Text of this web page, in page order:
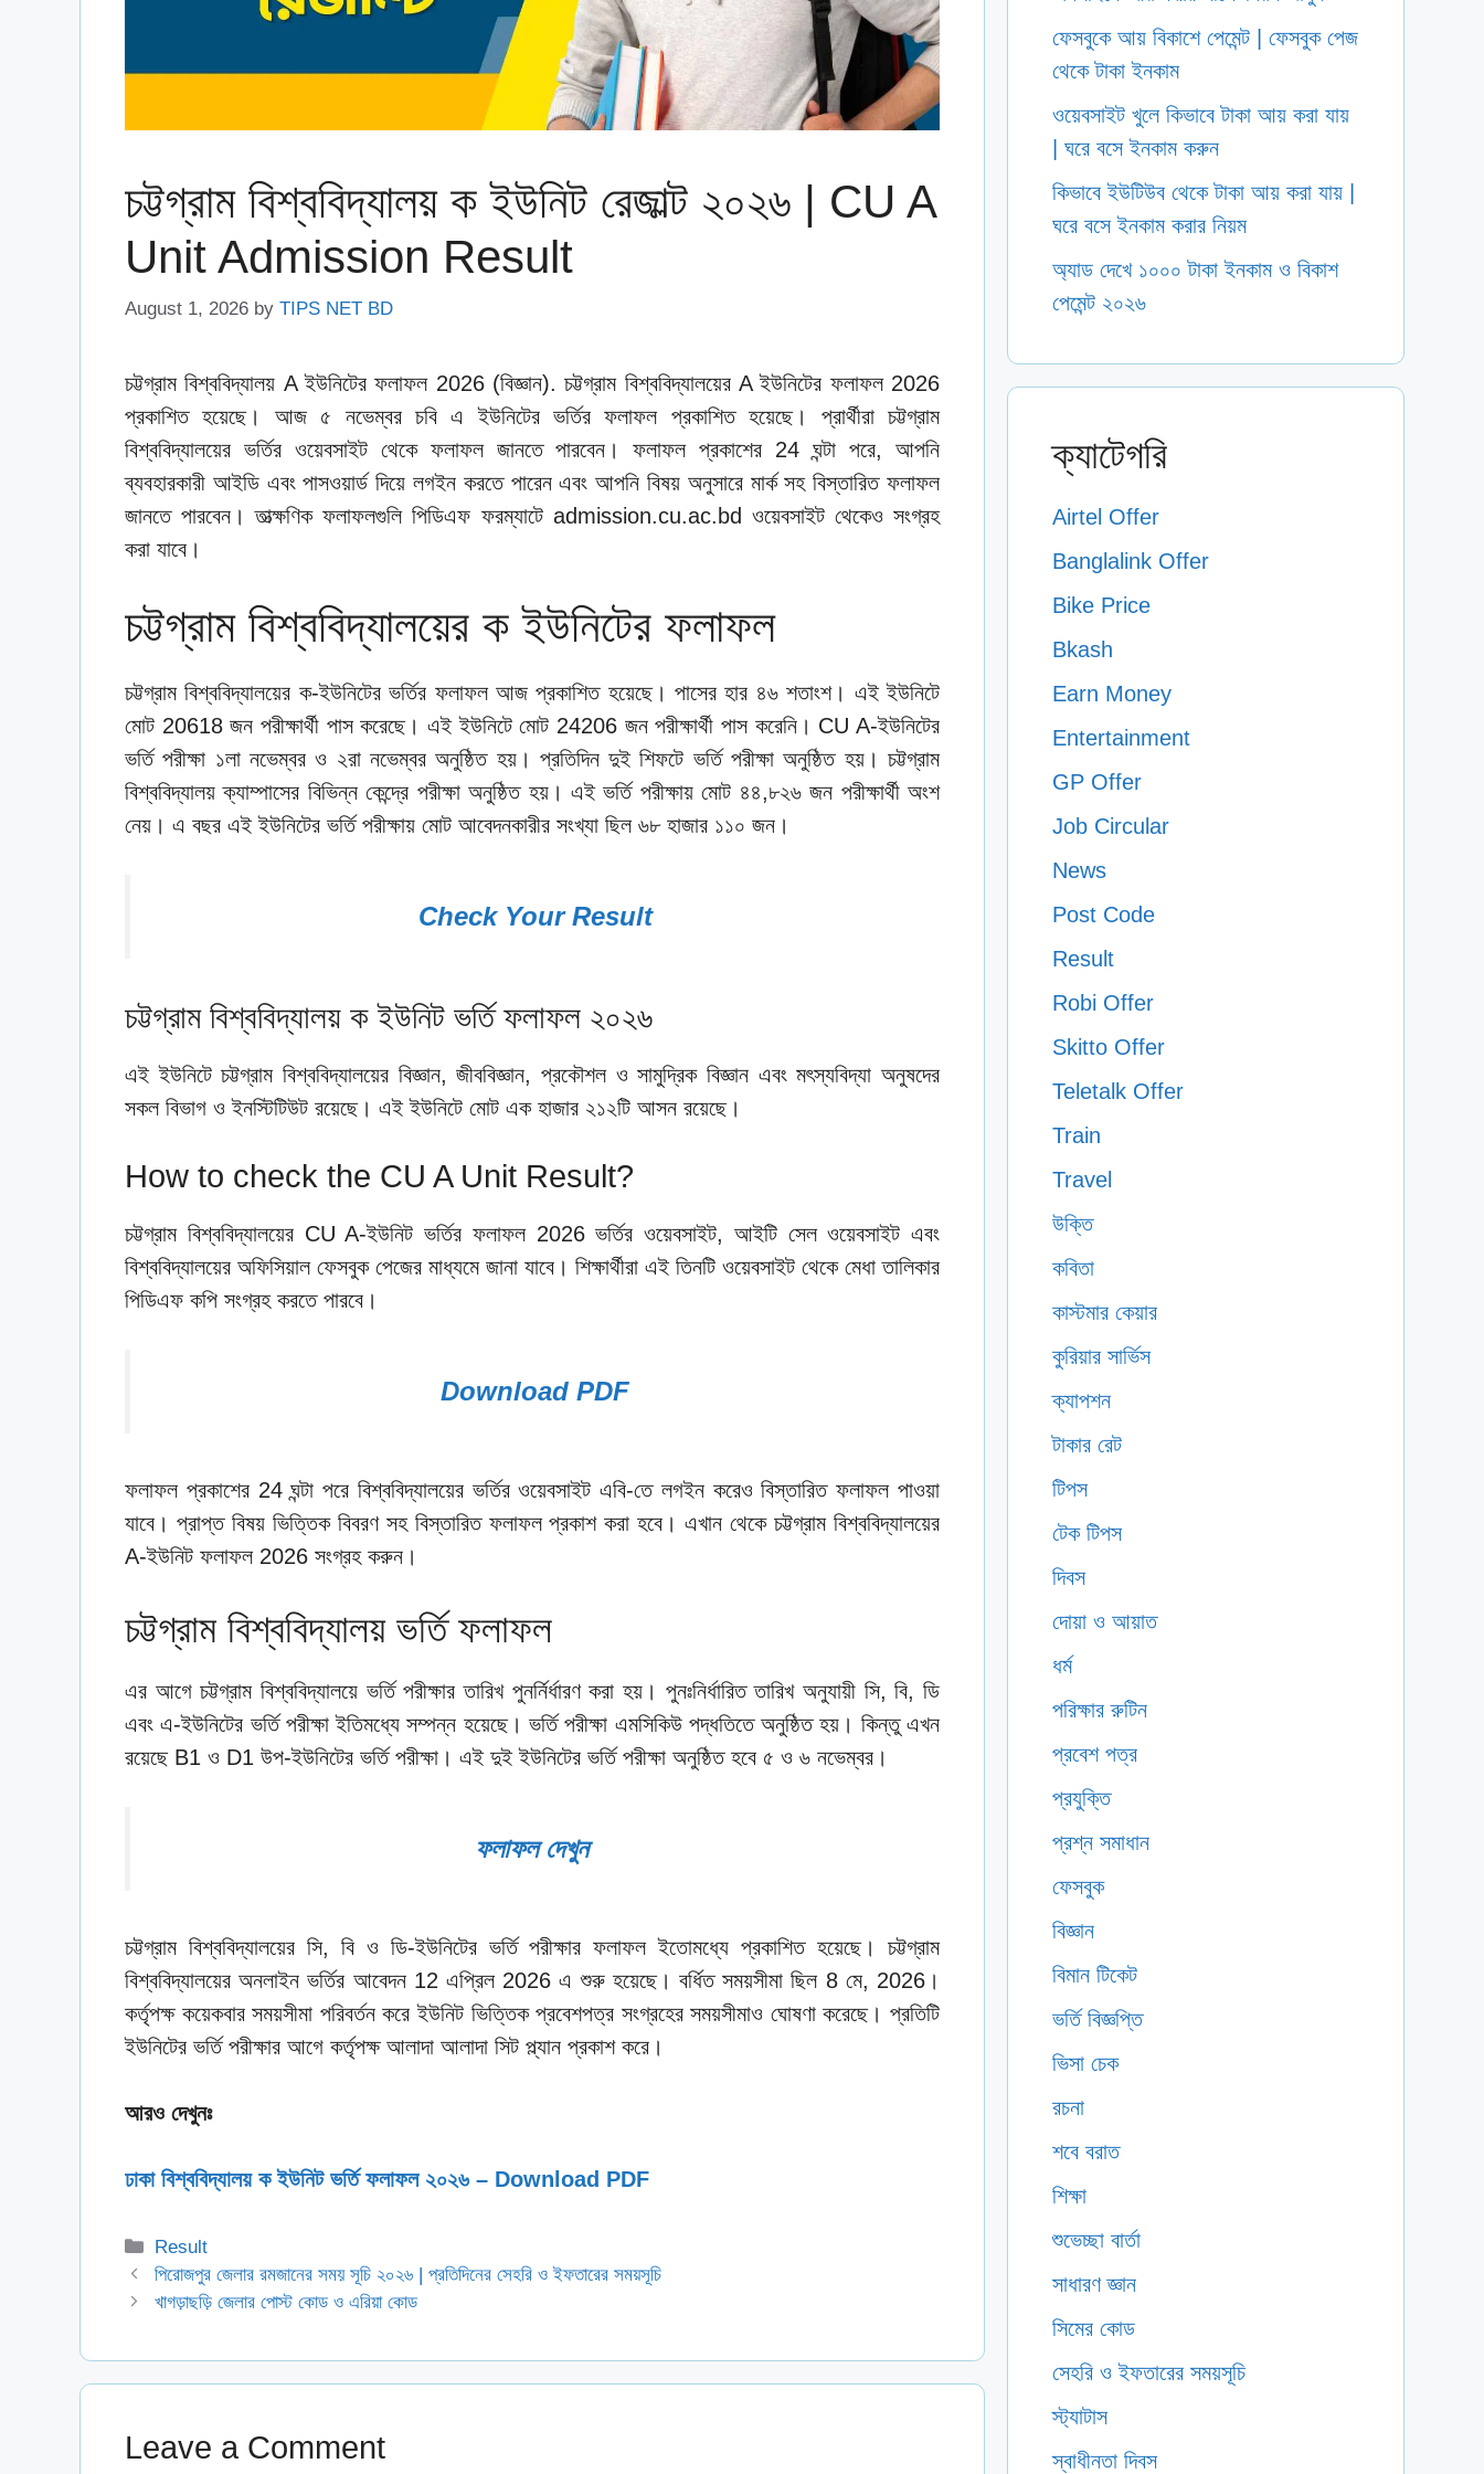
চট্টগ্রাম বিশ্ববিদ্যালয় ক ইউনিট রেজাল্ট ২০২৬ | CU A
Unit Admission Result
August 1, 2026 by TIPS NET BD
চট্টগ্রাম বিশ্ববিদ্যালয় A ইউনিটের ফলাফল 2026 (বিজ্ঞান). চট্টগ্রাম বিশ্ববিদ্যালয়ের A ইউনিটের ফলাফল 2026
প্রকাশিত হয়েছে। আজ ৫ নভেম্বর চবি এ ইউনিটের ভর্তির ফলাফল প্রকাশিত হয়েছে। প্রার্থীরা চট্টগ্রাম
বিশ্ববিদ্যালয়ের ভর্তির ওয়েবসাইট থেকে ফলাফল জানতে পারবেন। ফলাফল প্রকাশের 24 ঘন্টা পরে, আপনি
ব্যবহারকারী আইডি এবং পাসওয়ার্ড দিয়ে লগইন করতে পারেন এবং আপনি বিষয় অনুসারে মার্ক সহ বিস্তারিত ফলাফল
জানতে পারবেন। তাত্ক্ষণিক ফলাফলগুলি পিডিএফ ফরম্যাটে admission.cu.ac.bd ওয়েবসাইট থেকেও সংগ্রহ
করা যাবে।
চট্টগ্রাম বিশ্ববিদ্যালয়ের ক ইউনিটের ফলাফল
চট্টগ্রাম বিশ্ববিদ্যালয়ের ক-ইউনিটের ভর্তির ফলাফল আজ প্রকাশিত হয়েছে। পাসের হার ৪৬ শতাংশ। এই ইউনিটে
মোট 20618 জন পরীক্ষার্থী পাস করেছে। এই ইউনিটে মোট 24206 জন পরীক্ষার্থী পাস করেনি। CU A-ইউনিটের
ভর্তি পরীক্ষা ১লা নভেম্বর ও ২রা নভেম্বর অনুষ্ঠিত হয়। প্রতিদিন দুই শিফটে ভর্তি পরীক্ষা অনুষ্ঠিত হয়। চট্টগ্রাম
বিশ্ববিদ্যালয় ক্যাম্পাসের বিভিন্ন কেন্দ্রে পরীক্ষা অনুষ্ঠিত হয়। এই ভর্তি পরীক্ষায় মোট ৪৪,৮২৬ জন পরীক্ষার্থী অংশ
নেয়। এ বছর এই ইউনিটের ভর্তি পরীক্ষায় মোট আবেদনকারীর সংখ্যা ছিল ৬৮ হাজার ১১০ জন।
Check Your Result
চট্টগ্রাম বিশ্ববিদ্যালয় ক ইউনিট ভর্তি ফলাফল ২০২৬
এই ইউনিটে চট্টগ্রাম বিশ্ববিদ্যালয়ের বিজ্ঞান, জীববিজ্ঞান, প্রকৌশল ও সামুদ্রিক বিজ্ঞান এবং মৎস্যবিদ্যা অনুষদের
সকল বিভাগ ও ইনস্টিটিউট রয়েছে। এই ইউনিটে মোট এক হাজার ২১২টি আসন রয়েছে।
How to check the CU A Unit Result?
চট্টগ্রাম বিশ্ববিদ্যালয়ের CU A-ইউনিট ভর্তির ফলাফল 2026 ভর্তির ওয়েবসাইট, আইটি সেল ওয়েবসাইট এবং
বিশ্ববিদ্যালয়ের অফিসিয়াল ফেসবুক পেজের মাধ্যমে জানা যাবে। শিক্ষার্থীরা এই তিনটি ওয়েবসাইট থেকে মেধা তালিকার
পিডিএফ কপি সংগ্রহ করতে পারবে।
Download PDF
ফলাফল প্রকাশের 24 ঘন্টা পরে বিশ্ববিদ্যালয়ের ভর্তির ওয়েবসাইট এবি-তে লগইন করেও বিস্তারিত ফলাফল পাওয়া
যাবে। প্রাপ্ত বিষয় ভিত্তিক বিবরণ সহ বিস্তারিত ফলাফল প্রকাশ করা হবে। এখান থেকে চট্টগ্রাম বিশ্ববিদ্যালয়ের
A-ইউনিট ফলাফল 2026 সংগ্রহ করুন।
চট্টগ্রাম বিশ্ববিদ্যালয় ভর্তি ফলাফল
এর আগে চট্টগ্রাম বিশ্ববিদ্যালয়ে ভর্তি পরীক্ষার তারিখ পুনর্নির্ধারণ করা হয়। পুনঃনির্ধারিত তারিখ অনুযায়ী সি, বি, ডি
এবং এ-ইউনিটের ভর্তি পরীক্ষা ইতিমধ্যে সম্পন্ন হয়েছে। ভর্তি পরীক্ষা এমসিকিউ পদ্ধতিতে অনুষ্ঠিত হয়। কিন্তু এখন
রয়েছে B1 ও D1 উপ-ইউনিটের ভর্তি পরীক্ষা। এই দুই ইউনিটের ভর্তি পরীক্ষা অনুষ্ঠিত হবে ৫ ও ৬ নভেম্বর।
ফলাফল দেখুন
চট্টগ্রাম বিশ্ববিদ্যালয়ের সি, বি ও ডি-ইউনিটের ভর্তি পরীক্ষার ফলাফল ইতোমধ্যে প্রকাশিত হয়েছে। চট্টগ্রাম
বিশ্ববিদ্যালয়ের অনলাইন ভর্তির আবেদন 12 এপ্রিল 2026 এ শুরু হয়েছে। বর্ধিত সময়সীমা ছিল 8 মে, 2026।
কর্তৃপক্ষ কয়েকবার সময়সীমা পরিবর্তন করে ইউনিট ভিত্তিক প্রবেশপত্র সংগ্রহের সময়সীমাও ঘোষণা করেছে। প্রতিটি
ইউনিটের ভর্তি পরীক্ষার আগে কর্তৃপক্ষ আলাদা আলাদা সিট প্ল্যান প্রকাশ করে।
আরও দেখুনঃ
ঢাকা বিশ্ববিদ্যালয় ক ইউনিট ভর্তি ফলাফল ২০২৬ – Download PDF
Categories
Result
পিরোজপুর জেলার রমজানের সময় সূচি ২০২৬ | প্রতিদিনের সেহরি ও ইফতারের সময়সূচি
খাগড়াছড়ি জেলার পোস্ট কোড ও এরিয়া কোড
Leave a Comment
ফেসবুকে আয় বিকাশে পেমেন্ট | ফেসবুক পেজ
থেকে টাকা ইনকাম
ওয়েবসাইট খুলে কিভাবে টাকা আয় করা যায়
| ঘরে বসে ইনকাম করুন
কিভাবে ইউটিউব থেকে টাকা আয় করা যায় |
ঘরে বসে ইনকাম করার নিয়ম
অ্যাড দেখে ১০০০ টাকা ইনকাম ও বিকাশ
পেমেন্ট ২০২৬
ক্যাটেগরি
Airtel Offer
Banglalink Offer
Bike Price
Bkash
Earn Money
Entertainment
GP Offer
Job Circular
News
Post Code
Result
Robi Offer
Skitto Offer
Teletalk Offer
Train
Travel
উক্তি
কবিতা
কাস্টমার কেয়ার
কুরিয়ার সার্ভিস
ক্যাপশন
টাকার রেট
টিপস
টেক টিপস
দিবস
দোয়া ও আয়াত
ধর্ম
পরিক্ষার রুটিন
প্রবেশ পত্র
প্রযুক্তি
প্রশ্ন সমাধান
ফেসবুক
বিজ্ঞান
বিমান টিকেট
ভর্তি বিজ্ঞপ্তি
ভিসা চেক
রচনা
শবে বরাত
শিক্ষা
শুভেচ্ছা বার্তা
সাধারণ জ্ঞান
সিমের কোড
সেহরি ও ইফতারের সময়সূচি
স্ট্যাটাস
স্বাধীনতা দিবস